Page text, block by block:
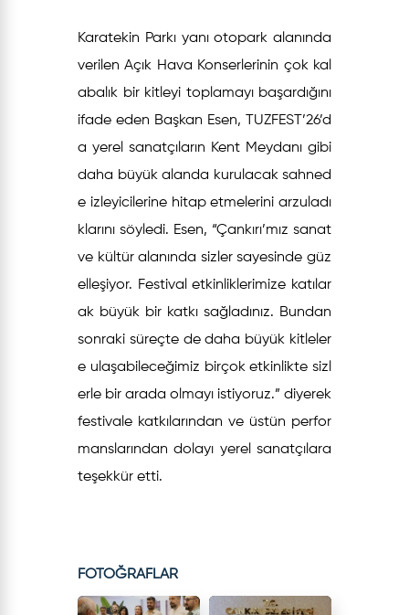
Karatekin Parkı yanı otopark alanında
verilen Açık Hava Konserlerinin çok kal
abalık bir kitleyi toplamayı başardığını
ifade eden Başkan Esen, TUZFEST’26’d
a yerel sanatçıların Kent Meydanı gibi
daha büyük alanda kurulacak sahned
e izleyicilerine hitap etmelerini arzuladı
klarını söyledi. Esen, “Çankırı’mız sanat
ve kültür alanında sizler sayesinde güz
elleşiyor. Festival etkinliklerimize katılar
ak büyük bir katkı sağladınız. Bundan
sonraki süreçte de daha büyük kitleler
e ulaşabileceğimiz birçok etkinlikte sizl
erle bir arada olmayı istiyoruz.” diyerek
festivale katkılarından ve üstün perfor
manslarından dolayı yerel sanatçılara
teşekkür etti.
FOTOĞRAFLAR